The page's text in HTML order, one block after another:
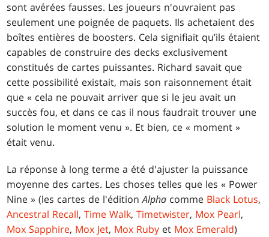
sont avérées fausses. Les joueurs n'ouvraient pas
seulement une poignée de paquets. Ils achetaient des
boîtes entières de boosters. Cela signifiait qu’ils étaient
capables de construire des decks exclusivement
constitués de cartes puissantes. Richard savait que
cette possibilité existait, mais son raisonnement était
que « cela ne pouvait arriver que si le jeu avait un
succès fou, et dans ce cas il nous faudrait trouver une
solution le moment venu ». Et bien, ce « moment »
était venu.
La réponse à long terme a été d'ajuster la puissance
moyenne des cartes. Les choses telles que les « Power
Nine » (les cartes de l'éditionAlpha comme Black Lotus,
Ancestral Recall,Time Walk,Timetwister, Mox Pearl,
Mox Sapphire, Mox Jet, Mox Ruby et Mox Emerald)